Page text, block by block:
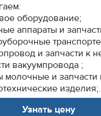
оборудование;
аппараты и
и запчасти к
вакуумпровода ;
молочные и запчасти
Узнать цену